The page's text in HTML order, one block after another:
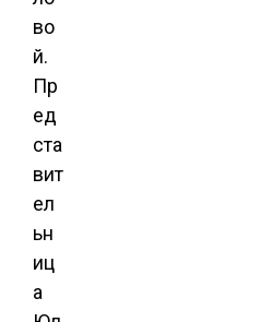
во
й.
Пр
ед
ста
вит
ел
ьн
иц
а